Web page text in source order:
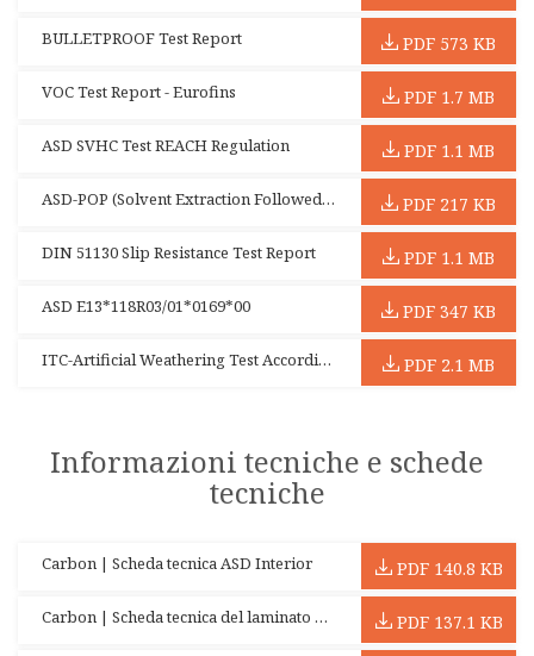
BULLETPROOF Test Report PDF 573 KB
VOC Test Report - Eurofins PDF 1.7 MB
ASD SVHC Test REACH Regulation PDF 1.1 MB
ASD-POP (Solvent Extraction Followed By Liquid Chromotography) Test PDF 217 KB
DIN 51130 Slip Resistance Test Report PDF 1.1 MB
ASD E13*118R03/01*0169*00 PDF 347 KB
ITC-Artificial Weathering Test According to EN 438-2 Section 29-Antracit PDF 2.1 MB
Informazioni tecniche e schede
tecniche
Carbon | Scheda tecnica ASD Interior PDF 140.8 KB
Carbon | Scheda tecnica del laminato ASD PDF 137.1 KB